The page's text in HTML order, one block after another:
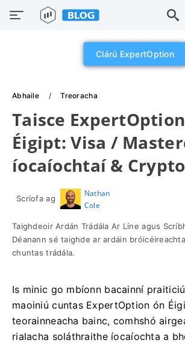
Clárú ExpertOption
Abhaile Treoracha
Taisce
Éigipt: Visa /
íocaíochtaí & Crypto
Scríofa ag
Nathan
Cole
Taighdeoir Ardán Trádála Ar Líne agus
Déanann sé taighde ar ardáin
chuntas trádála.
Is minic go mbíonn bacainní
maoiniú cuntas ExpertOption ón
teorainneacha bainc, comhshó
rialacha soláthraithe íocaíochta a